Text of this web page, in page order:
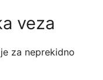
veza
za neprekidno